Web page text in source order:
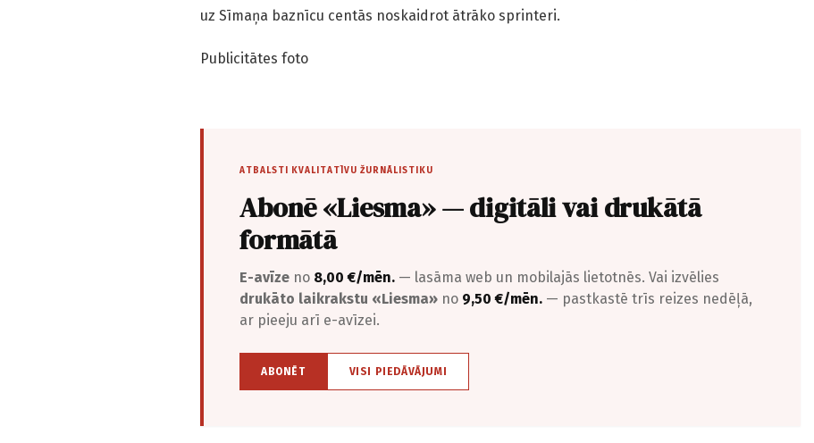
uz Sīmaņa baznīcu centās noskaidrot ātrāko sprinteri.
Publicitātes foto
ATBALSTI KVALITATĪVU ŽURNĀLISTIKU
Abonē «Liesma» — digitāli vai drukātā
formātā
E-avīze no 8,00 €/mēn. — lasāma web un mobilajās lietotnēs. Vai izvēlies
drukāto laikrakstu «Liesma» no 9,50 €/mēn. — pastkastē trīs reizes nedēļā,
ar pieeju arī e-avīzei.
ABONĒT VISI PIEDĀVĀJUMI